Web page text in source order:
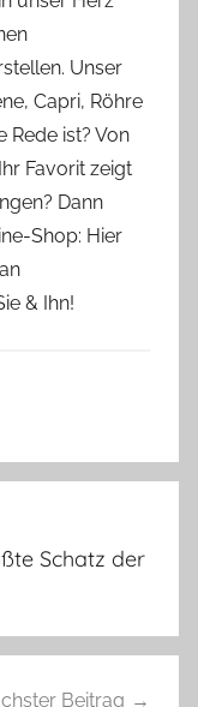
Unser
Capri, Röhre
Rede ist? Von
Favorit zeigt
Dann
Shop: Hier
& Ihn!
Schatz der
Beitrag